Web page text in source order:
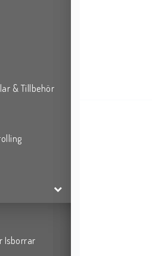
& Tillbehör
Isborrar